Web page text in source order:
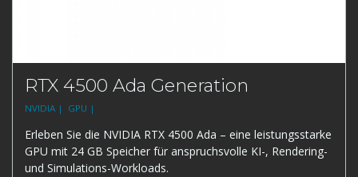
RTX 4500 Ada Generation
NVIDIA | GPU |
Erleben Sie die NVIDIA RTX 4500 Ada – eine leistungsstarke
GPU mit 24 GB Speicher für anspruchsvolle KI-, Rendering-
und Simulations-Workloads.